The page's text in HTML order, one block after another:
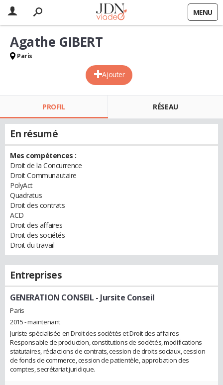
MENU
Ajouter
Agathe GIBERT
Paris
PROFIL RÉSEAU
En résumé
Mes compétences :
Droit de la Concurrence
Droit Communautaire
PolyAct
Quadratus
Droit des contrats
ACD
Droit des affaires
Droit des sociétés
Droit du travail
Entreprises
GENERATION CONSEIL - Jursite Conseil
Paris
2015 - maintenant
Juriste spécialisée en Droit des sociétés et Droit des affaires
Responsable de production, constitutions de sociétés, modifications
statutaires, rédactions de contrats, cession de droits sociaux, cession
de fonds de commerce, cession de patientèle, approbation des
comptes, secrétariat juridique.